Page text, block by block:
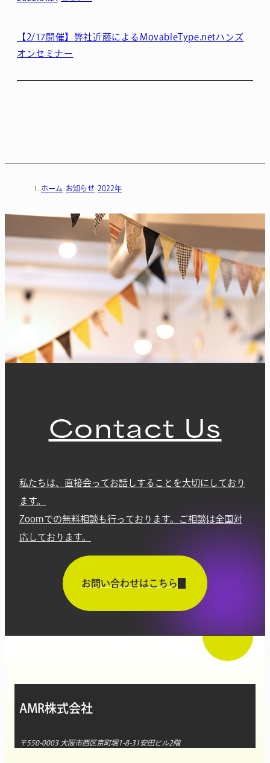
【2/17開催】弊社近藤によるMovableType.netハンズ
オンセミナー
ホーム お知らせ 2022年
Contact Us
私たちは、直接会ってお話しすることを大切にしており
ます。
Zoomでの無料相談も行っております。ご相談は全国対
応しております。
お問い合わせはこちら
AMR株式会社
〒550-0003 大阪市西区京町堀1-8-31安田ビル2階